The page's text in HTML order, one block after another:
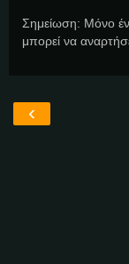
Σημείωση: Μόνο
μπορεί να
‹